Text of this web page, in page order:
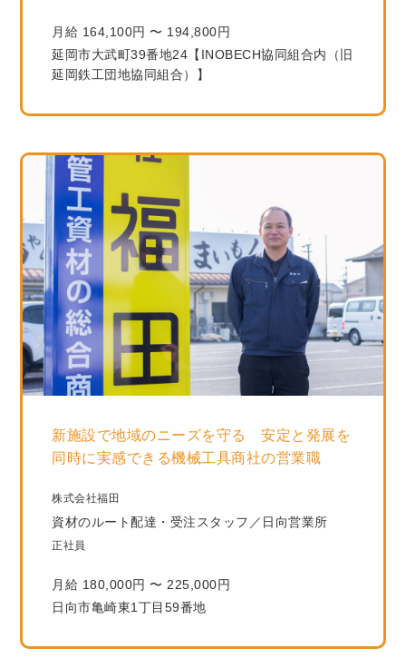
月給 164,100円 〜 194,800円
延岡市大武町39番地24【INOBECH協同組合内（旧
延岡鉄工団地協同組合）】
新施設で地域のニーズを守る 安定と発展を
同時に実感できる機械工具商社の営業職
株式会社福田
資材のルート配達・受注スタッフ／日向営業所
正社員
月給 180,000円 〜 225,000円
日向市亀崎東1丁目59番地